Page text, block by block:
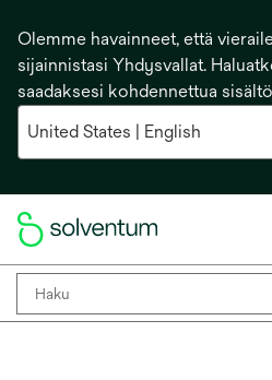
Olemme havainneet, että
sijainnistasi Yhdysvallat.
saadaksesi kohdennettua